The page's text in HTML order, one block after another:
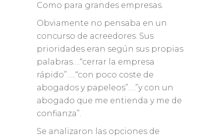
Como para grandes empresas.
Obviamente no pensaba en un
concurso de acreedores. Sus
prioridades eran según sus propias
palabras….“cerrar la empresa
rápido”…..“con poco coste de
abogados y papeleos”….”y con un
abogado que me entienda y me de
confianza”.
Se analizaron las opciones de